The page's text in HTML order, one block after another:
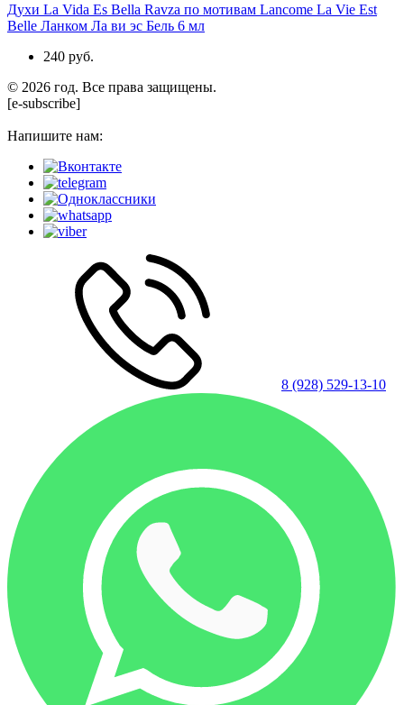
Духи La Vida Es Bella Ravza по мотивам Lancome La Vie Est
Belle Ланком Ла ви эс Бель 6 мл
240 руб.
© 2026 год. Все права защищены.
[e-subscribe]
Напишите нам:
8 (928) 529-13-10